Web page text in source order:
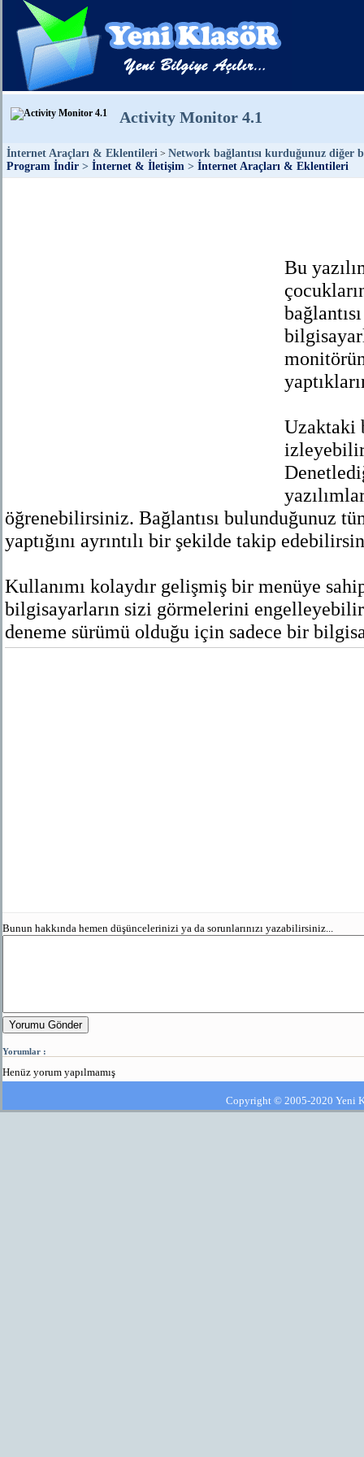
Activity Monitor 4.1
İnternet Araçları & Eklentileri > Network bağlantısı kurduğunuz diğer
Program İndir > İnternet & İletişim > İnternet Araçları & Eklentileri
Bu
Uzaktaki
öğrenebilirsiniz. Bağlantısı bulunduğunuz
yaptığını ayrıntılı bir şekilde takip
Kullanımı kolaydır gelişmiş bir menüye
bilgisayarların sizi görmelerini
deneme sürümü olduğu için sadece bir
Bunun hakkında hemen düşüncelerinizi ya da sorunlarınızı yazabilirsiniz...
Yorumu Gönder
Yorumlar :
Henüz yorum yapılmamış
Copyright © 2005-2020 Yeni